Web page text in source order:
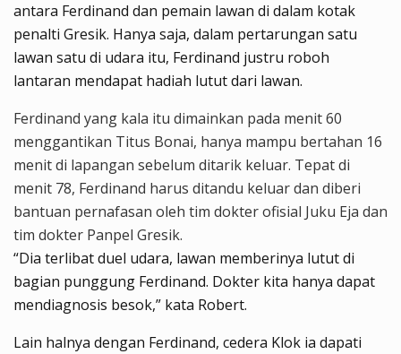
antara Ferdinand dan pemain lawan di dalam kotak
penalti Gresik. Hanya saja, dalam pertarungan satu
lawan satu di udara itu, Ferdinand justru roboh
lantaran mendapat hadiah lutut dari lawan.
Ferdinand yang kala itu dimainkan pada menit 60
menggantikan Titus Bonai, hanya mampu bertahan 16
menit di lapangan sebelum ditarik keluar. Tepat di
menit 78, Ferdinand harus ditandu keluar dan diberi
bantuan pernafasan oleh tim dokter ofisial Juku Eja dan
tim dokter Panpel Gresik.
“Dia terlibat duel udara, lawan memberinya lutut di
bagian punggung Ferdinand. Dokter kita hanya dapat
mendiagnosis besok,” kata Robert.
Lain halnya dengan Ferdinand, cedera Klok ia dapati